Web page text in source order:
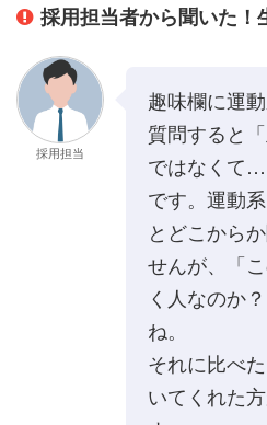
採用担当者から聞いた！
採用担当
趣味欄に運
質問すると
ではなくて
です。運動
とどこから
せんが、「
く人なのか
ね。
それに比べ
いてくれた